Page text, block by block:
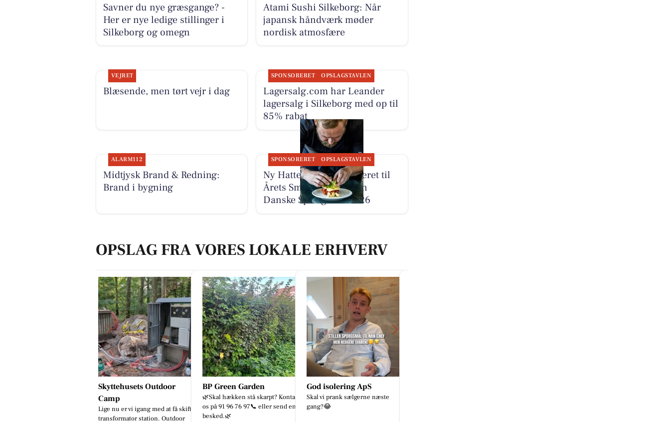
Savner du nye græsgange? -
Her er nye ledige stillinger i
Silkeborg og omegn
Atami Sushi Silkeborg: Når
japansk håndværk møder
nordisk atmosfære
VEJRET
Blæsende, men tørt vejr i dag
SPONSORERET OPSLAGSTAVLEN
Lagersalg.com har Leander
lagersalg i Silkeborg med op til
85% rabat
ALARM112
Midtjysk Brand & Redning:
Brand i bygning
SPONSORERET OPSLAGSTAVLEN
Ny Hattenæs er nomineret til
Årets Smørrebrød i Den
Danske Spiseguide 2026
OPSLAG FRA VORES LOKALE ERHVERV
BP Green Garden
🌿Skal hækken stå skarpt? Kontant
os på 91 96 76 97📞 eller send en
besked.🌿
God isolering ApS
Skal vi prank sælgerne næste
gang?😂
Cecillie - Musikterapi
✨ Kæmpe varmt velkommen til
min lille profil - og til alle jer der er